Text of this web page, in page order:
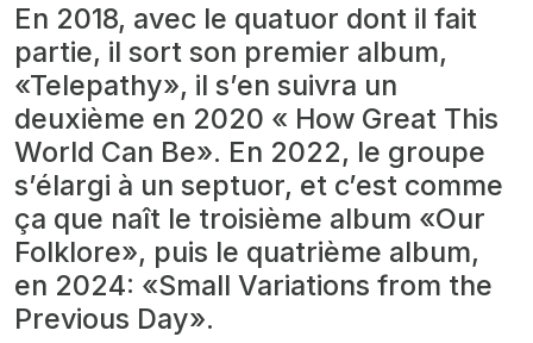
En 2018, avec le quatuor dont il fait
partie, il sort son premier album,
«Telepathy», il s’en suivra un
deuxième en 2020 « How Great This
World Can Be». En 2022, le groupe
s’élargi à un septuor, et c’est comme
ça que naît le troisième album «Our
Folklore», puis le quatrième album,
en 2024: «Small Variations from the
Previous Day».